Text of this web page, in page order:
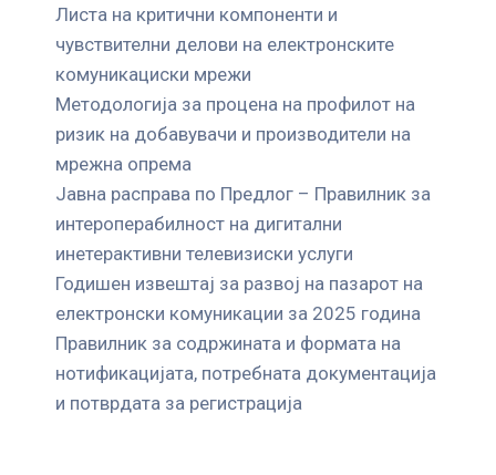
Листа на критични компоненти и
чувствителни делови на електронските
комуникациски мрежи
Mетодологија за процена на профилот на
ризик на добавувачи и производители на
мрежна опрема
Јавна расправа по Предлог – Правилник за
интероперабилност на дигитални
инетерактивни телевизиски услуги
Годишен извештај за развој на пазарот на
електронски комуникации за 2025 година
Правилник за содржината и формата на
нотификацијата, потребната документација
и потврдата за регистрација